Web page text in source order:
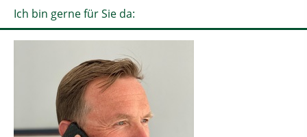
Ich bin gerne für Sie da: